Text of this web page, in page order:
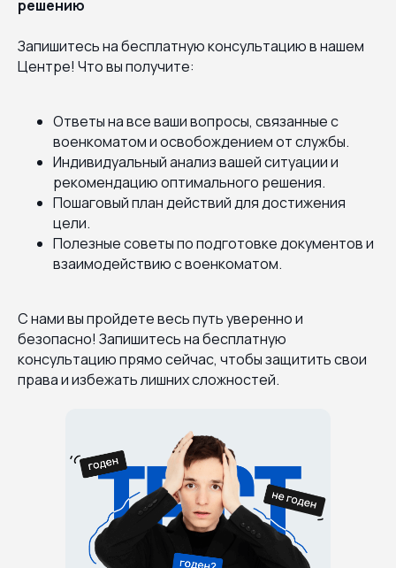
решению
Запишитесь на бесплатную консультацию в нашем
Центре! Что вы получите:
Ответы на все ваши вопросы, связанные с
военкоматом и освобождением от службы.
Индивидуальный анализ вашей ситуации и
рекомендацию оптимального решения.
Пошаговый план действий для достижения
цели.
Полезные советы по подготовке документов и
взаимодействию с военкоматом.
С нами вы пройдете весь путь уверенно и
безопасно! Запишитесь на бесплатную
консультацию прямо сейчас, чтобы защитить свои
права и избежать лишних сложностей.